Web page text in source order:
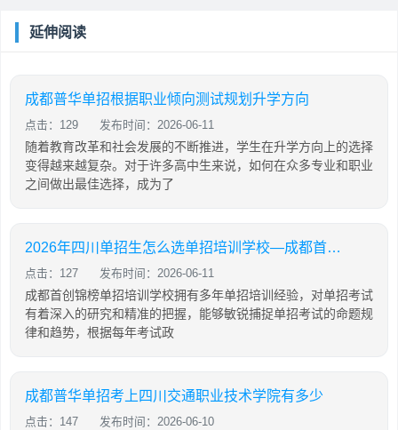
延伸阅读
成都普华单招根据职业倾向测试规划升学方向
点击：129 发布时间：2026-06-11
随着教育改革和社会发展的不断推进，学生在升学方向上的选择
变得越来越复杂。对于许多高中生来说，如何在众多专业和职业
之间做出最佳选择，成为了
2026年四川单招生怎么选单招培训学校—成都首创锦榜单招培训
点击：127 发布时间：2026-06-11
成都首创锦榜单招培训学校拥有多年单招培训经验，对单招考试
有着深入的研究和精准的把握，能够敏锐捕捉单招考试的命题规
律和趋势，根据每年考试政
成都普华单招考上四川交通职业技术学院有多少
点击：147 发布时间：2026-06-10